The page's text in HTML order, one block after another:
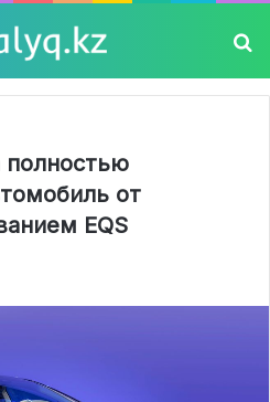
полностью
от
EQS